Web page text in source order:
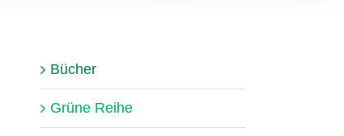
Bücher
Grüne Reihe